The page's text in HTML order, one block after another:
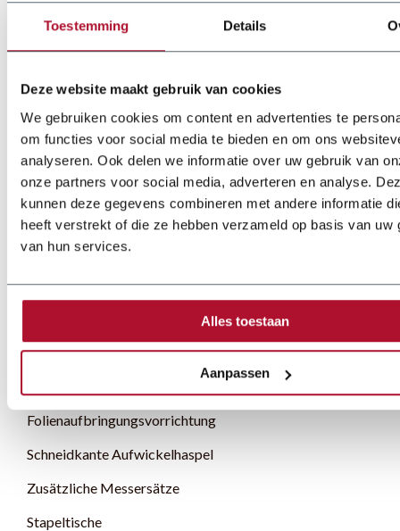
Toestemming Details
Deze website maakt gebruik van cookies
We gebruiken cookies om content en advertenties te
om functies voor social media te bieden en om ons
analyseren. Ook delen we informatie over uw gebruik van
onze partners voor social media, adverteren en analyse.
kunnen deze gegevens combineren met andere informatie
heeft verstrekt of die ze hebben verzameld op basis van uw
van hun services.
Alles toestaan
Aanpassen
Optionen
Abwickelvorrichtung
Folienaufbringungsvorrichtung
Schneidkante Aufwickelhaspel
Zusätzliche Messersätze
Stapeltische